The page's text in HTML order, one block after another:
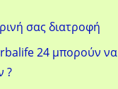
σας διατροφή
24 μπορούν να
?